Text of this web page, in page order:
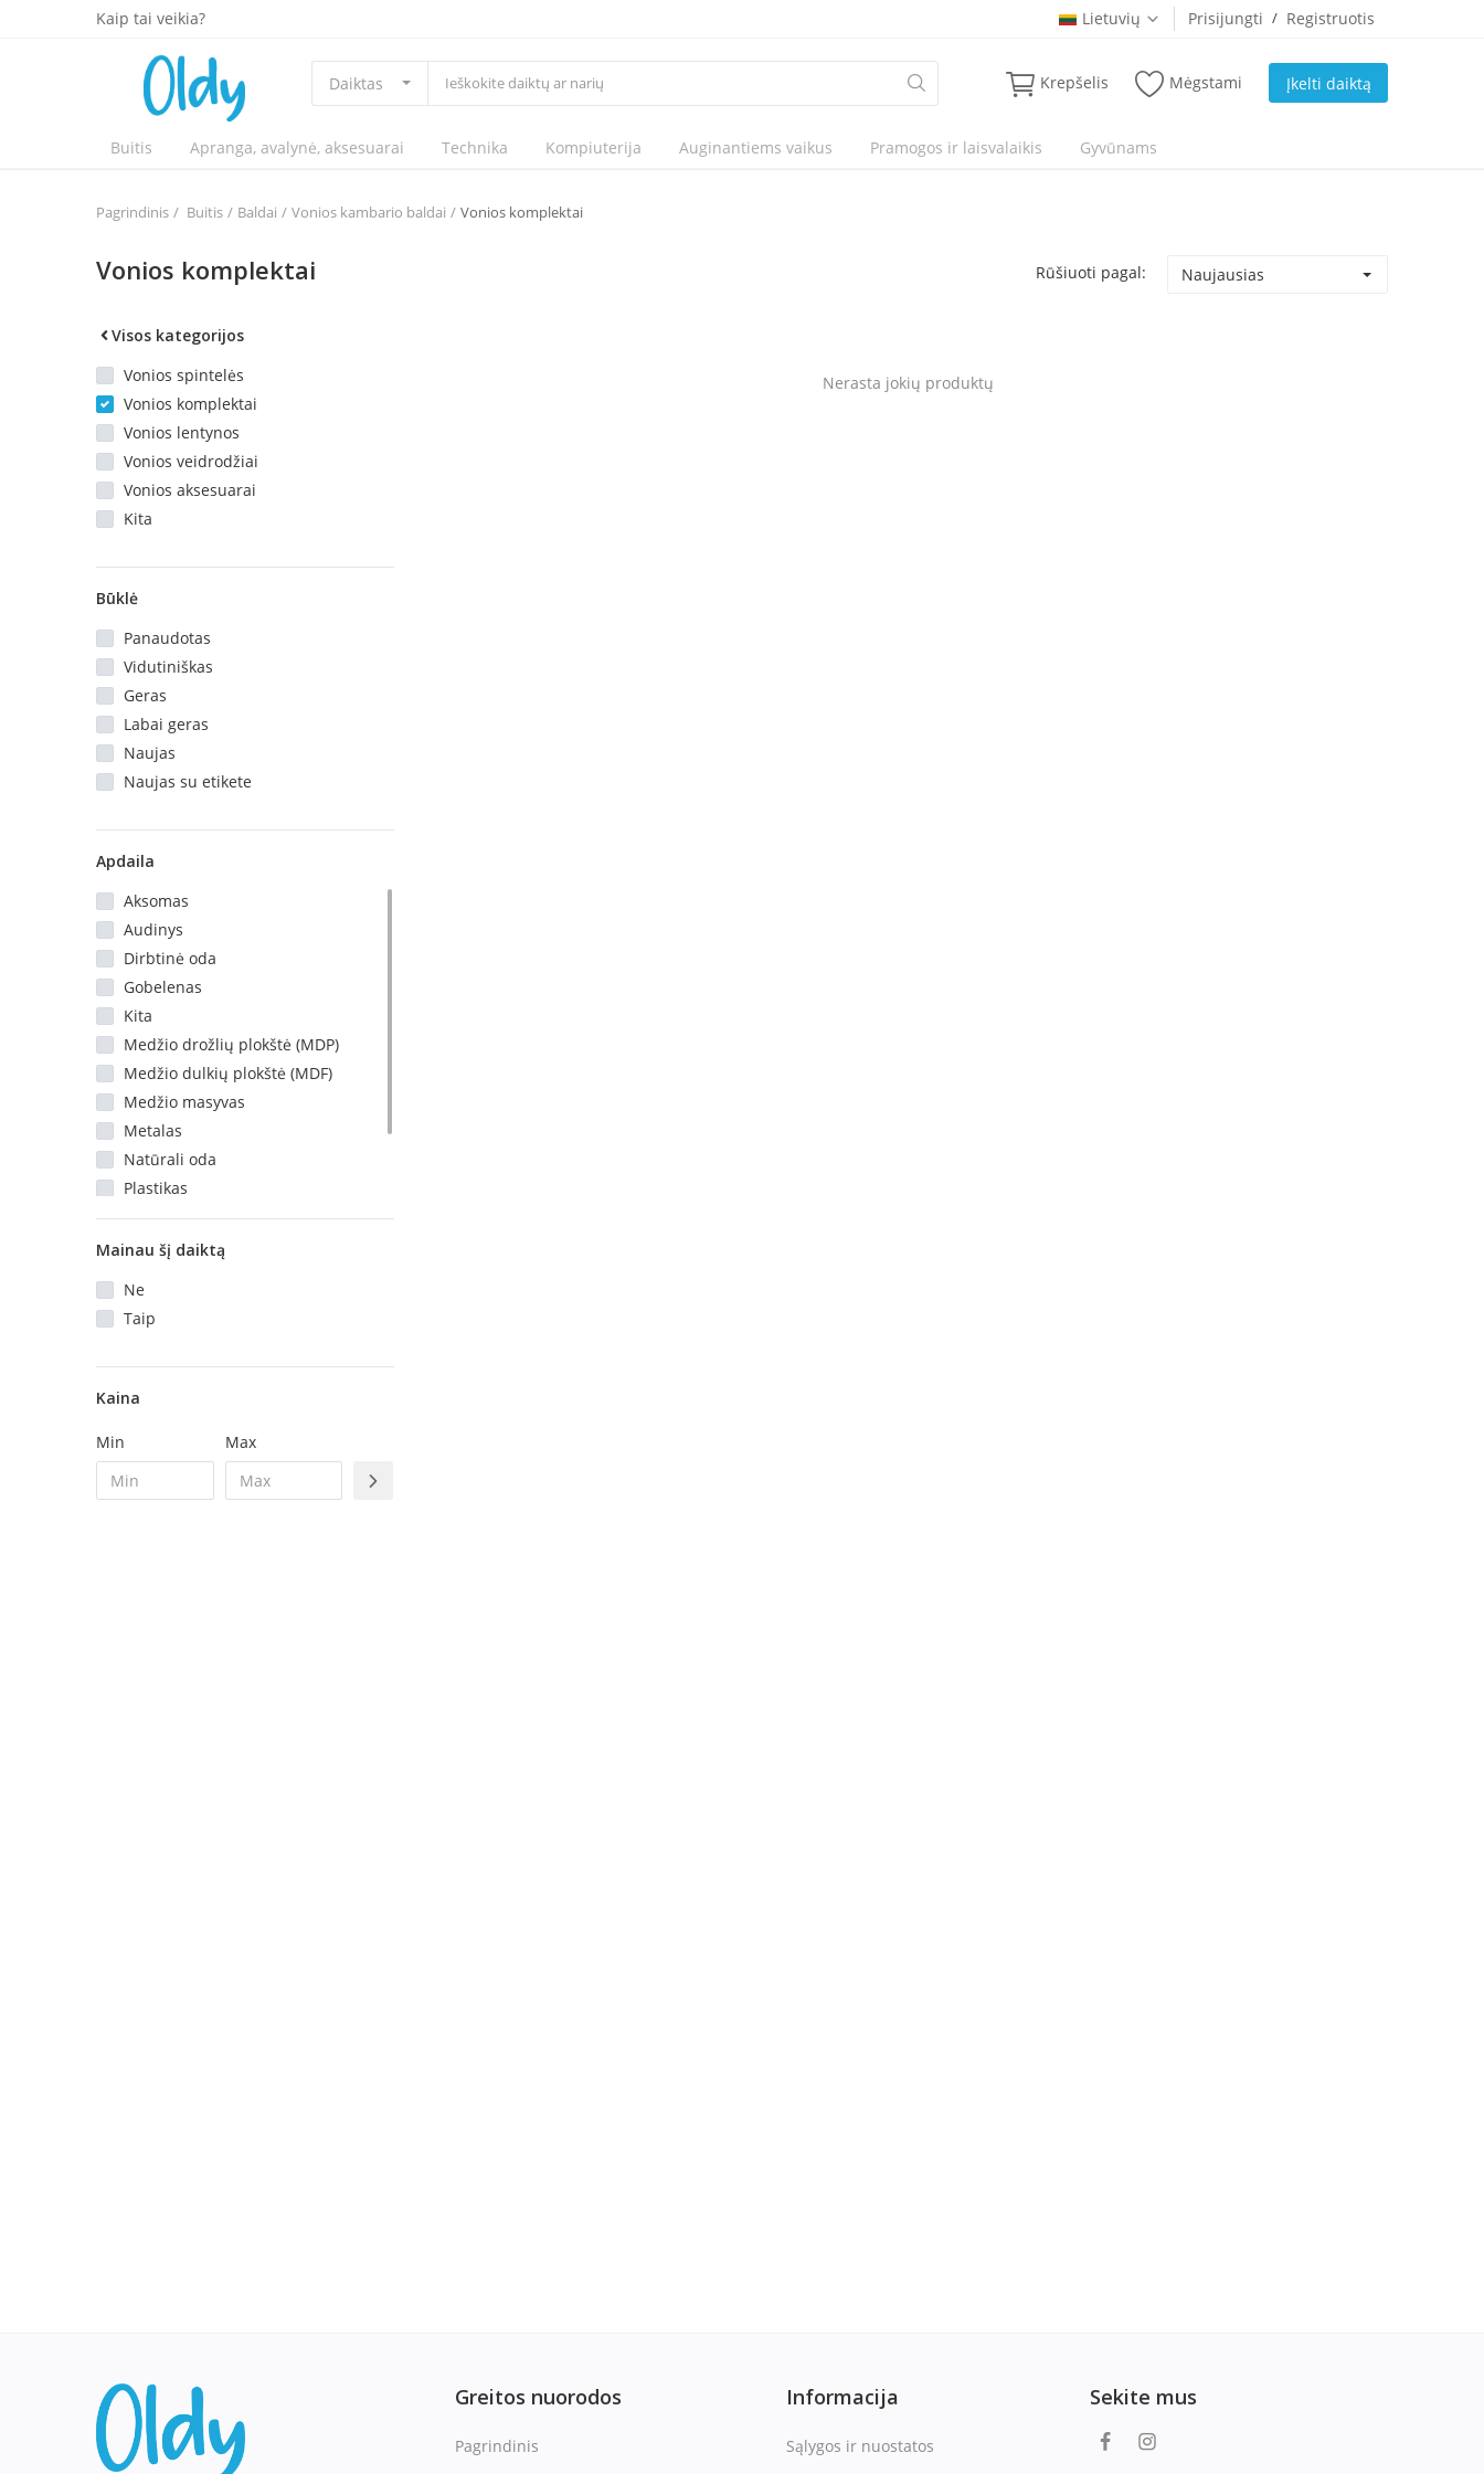
Kaip tai veikia? Lietuvių Prisijungti / Registruotis
Daiktas Krepšelis Mėgstami Įkelti daiktą
Buitis Apranga, avalynė, aksesuarai Technika Kompiuterija Auginantiems vaikus Pramogos ir laisvalaikis Gyvūnams
Pagrindinis Buitis Baldai Vonios kambario baldai Vonios komplektai
Vonios komplektai Rūšiuoti pagal: Naujausias
Visos kategorijos
Vonios spintelės
Vonios komplektai
Vonios lentynos
Vonios veidrodžiai
Vonios aksesuarai
Kita
Būklė
Panaudotas
Vidutiniškas
Geras
Labai geras
Naujas
Naujas su etikete
Apdaila
Aksomas
Audinys
Dirbtinė oda
Gobelenas
Kita
Medžio drožlių plokštė (MDP)
Medžio dulkių plokštė (MDF)
Medžio masyvas
Metalas
Natūrali oda
Plastikas
Stiklas
Veliūras
Mainau šį daiktą
Ne
Taip
Kaina
Min Max
Nerasta jokių produktų
Greitos nuorodos
Pagrindinis
Informacija
Sąlygos ir nuostatos
Sekite mus